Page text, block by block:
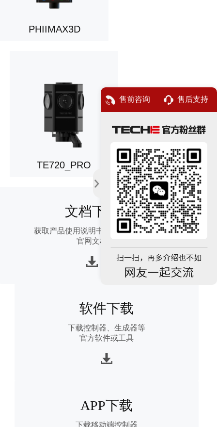
PHIIMAX3D
TE720_PRO
文档下载
获取产品使用说明书、快速入门等
官网文档
软件下载
下载控制器、生成器等
官方软件或工具
APP下载
下载移动端控制器
售前咨询 售后支持